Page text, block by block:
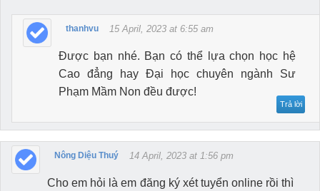
thanhvu 15 April, 2023 at 6:55 am
Được bạn nhé. Bạn có thể lựa chọn học hệ
Cao đẳng hay Đại học chuyên ngành Sư
Phạm Mầm Non đều được!
Trả lời
Nông Diệu Thuý 14 April, 2023 at 1:56 pm
Cho em hỏi là em đăng ký xét tuyển online rồi thì